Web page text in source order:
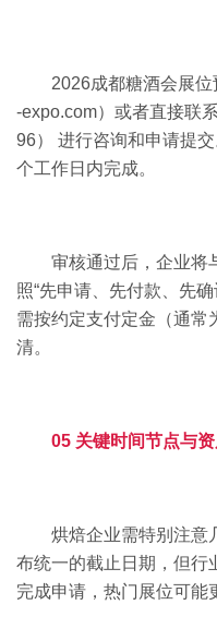
2026成都糖酒会展
-expo.com）或者直接联
96） 进行咨询和申请提
个工作日内完成。
审核通过后，企业将
照“先申请、先付款、先
需按约定支付定金（通常
清。
05 关键时间节点与
烘焙企业需特别注意
布统一的截止日期，但行
完成申请，热门展位可能